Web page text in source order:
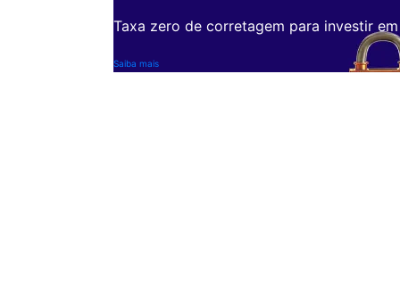
Taxa zero de corretagem para investir
Saiba mais